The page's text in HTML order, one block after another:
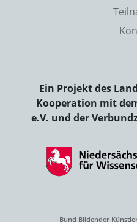
Ein Projekt des
Kooperation mit
e.V. und der
Bund Bildender